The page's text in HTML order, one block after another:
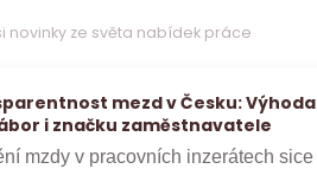
novinky ze světa nabídek práce
mezd v Česku: Výhoda
i značku zaměstnavatele
mzdy v pracovních inzerátech sice